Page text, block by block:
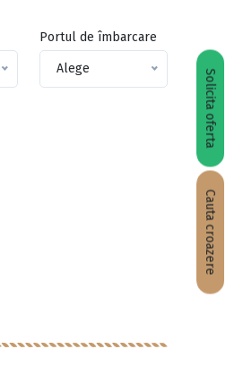
Portul de îmbarcare
Alege Solicita oferta
Cauta croazere